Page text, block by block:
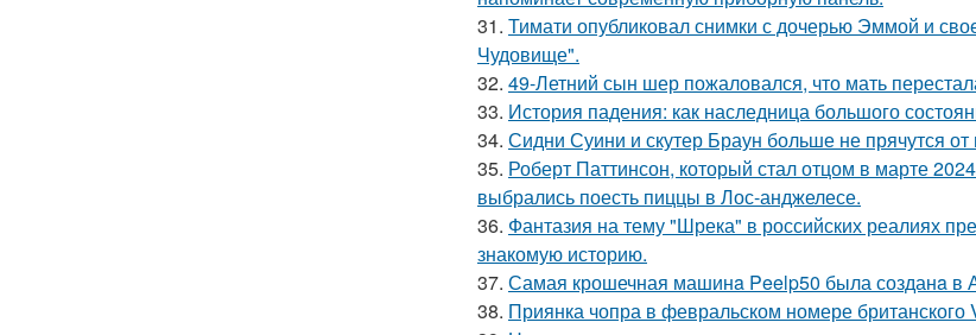
31. Тимати опубликовал снимки с дочерью Эммой и
Чудовище".
32. 49-Летний сын шер пожаловался, что мать
33. История падения: как наследница большого
34. Сидни Суини и скутер Браун больше не прячутся от
35. Роберт Паттинсон, который стал отцом в марте
выбрались поесть пиццы в Лос-анджелесе.
36. Фантазия на тему "Шрека" в российских реалиях
знакомую историю.
37. Самая крошечная машинa Peelp50 была созданa в
38. Приянка чопра в февральском номере британского